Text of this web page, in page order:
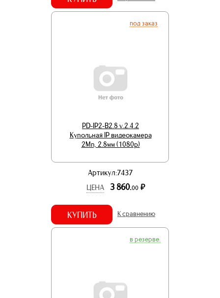
под заказ
PD-IP2-B2.8 v.2.4.2
Купольная IP видеокамера
2Мп, 2.8мм (1080p)
Артикул:7437
ЦЕНА
3 860.00 р.
КУПИТЬ К сравнению
в резерве.